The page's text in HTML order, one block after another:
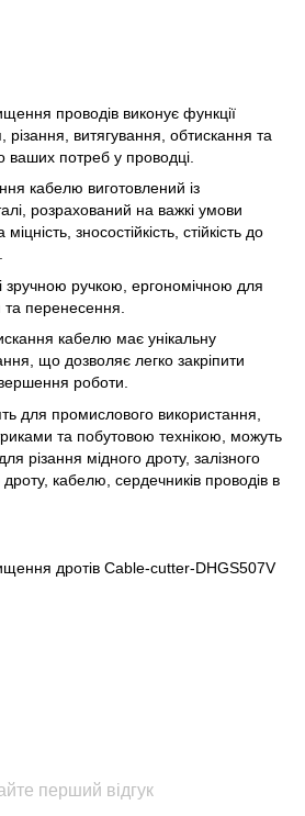
проводів виконує функції
різання, витягування, обтискання та
ваших потреб у проводці.
кабелю виготовлений із
розрахований на важкі умови
зносостійкість, стійкість до
ручкою, ергономічною для
та перенесення.
кабелю має унікальну
що дозволяє легко закріпити
роботи.
для промислового використання,
та побутовою технікою, можуть
різання мідного дроту, залізного
дроту, кабелю, сердечників проводів в
дротів Cable-cutter-DHGS507V
перший відгук